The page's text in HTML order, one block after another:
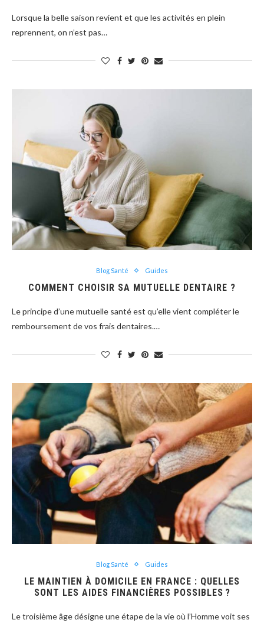
Lorsque la belle saison revient et que les activités en plein
reprennent, on n’est pas…
Blog Santé Guides
COMMENT CHOISIR SA MUTUELLE DENTAIRE ?
Le principe d’une mutuelle santé est qu’elle vient compléter le
remboursement de vos frais dentaires.…
Blog Santé Guides
LE MAINTIEN À DOMICILE EN FRANCE : QUELLES
SONT LES AIDES FINANCIÈRES POSSIBLES ?
Le troisième âge désigne une étape de la vie où l’Homme voit ses